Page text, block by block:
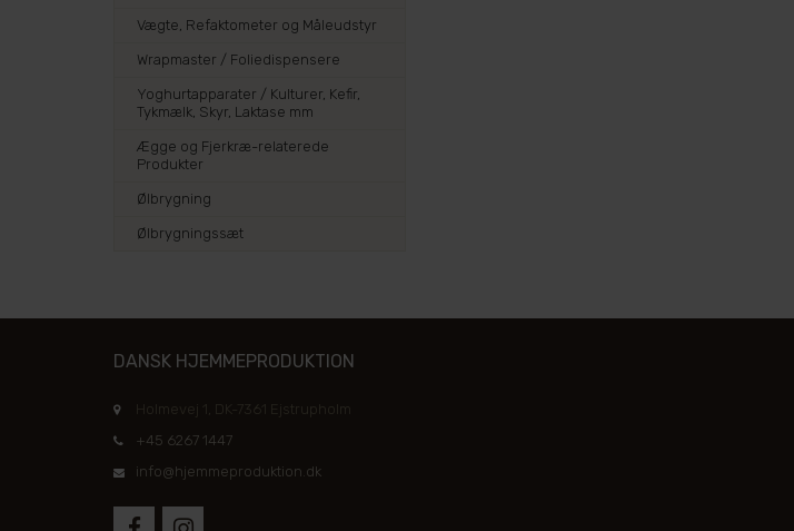
Vægte, Refaktometer og Måleudstyr
Wrapmaster / Foliedispensere
Yoghurtapparater / Kulturer, Kefir,
Tykmælk, Skyr, Laktase mm
Ægge og Fjerkræ-relaterede
Produkter
Ølbrygning
Ølbrygningssæt
DANSK HJEMMEPRODUKTION
Holmevej 1, DK-7361 Ejstrupholm
+45 6267 1447
info@hjemmeproduktion.dk